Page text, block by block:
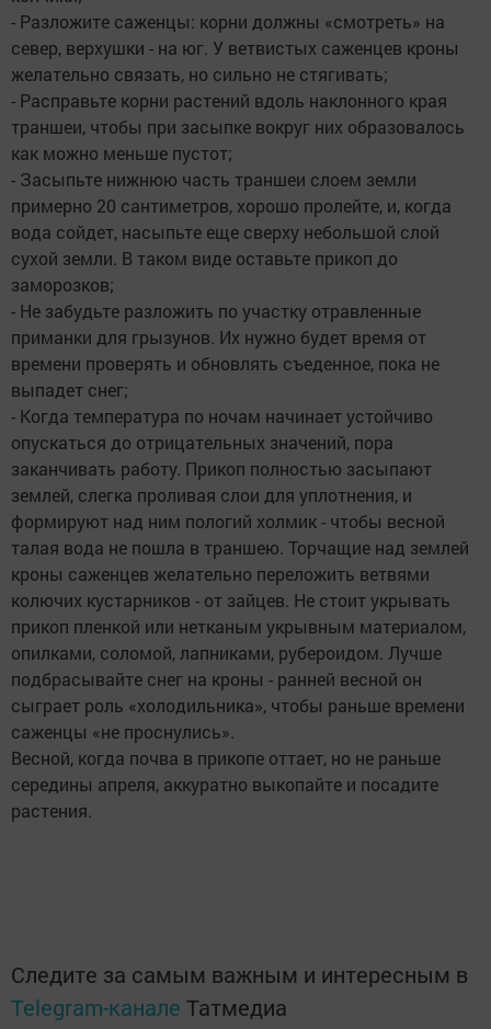
- Разложите саженцы: корни должны «смотреть» на
север, верхушки - на юг. У ветвистых саженцев кроны
желательно связать, но сильно не стягивать;
- Расправьте корни растений вдоль наклонного края
траншеи, чтобы при засыпке вокруг них образовалось
как можно меньше пустот;
- Засыпьте нижнюю часть траншеи слоем земли
примерно 20 сантиметров, хорошо пролейте, и, когда
вода сойдет, насыпьте еще сверху небольшой слой
сухой земли. В таком виде оставьте прикоп до
заморозков;
- Не забудьте разложить по участку отравленные
приманки для грызунов. Их нужно будет время от
времени проверять и обновлять съеденное, пока не
выпадет снег;
- Когда температура по ночам начинает устойчиво
опускаться до отрицательных значений, пора
заканчивать работу. Прикоп полностью засыпают
землей, слегка проливая слои для уплотнения, и
формируют над ним пологий холмик - чтобы весной
талая вода не пошла в траншею. Торчащие над землей
кроны саженцев желательно переложить ветвями
колючих кустарников - от зайцев. Не стоит укрывать
прикоп пленкой или нетканым укрывным материалом,
опилками, соломой, лапниками, рубероидом. Лучше
подбрасывайте снег на кроны - ранней весной он
сыграет роль «холодильника», чтобы раньше времени
саженцы «не проснулись».
Весной, когда почва в прикопе оттает, но не раньше
середины апреля, аккуратно выкопайте и посадите
растения.
Следите за самым важным и интересным в
Telegram-канале Татмедиа